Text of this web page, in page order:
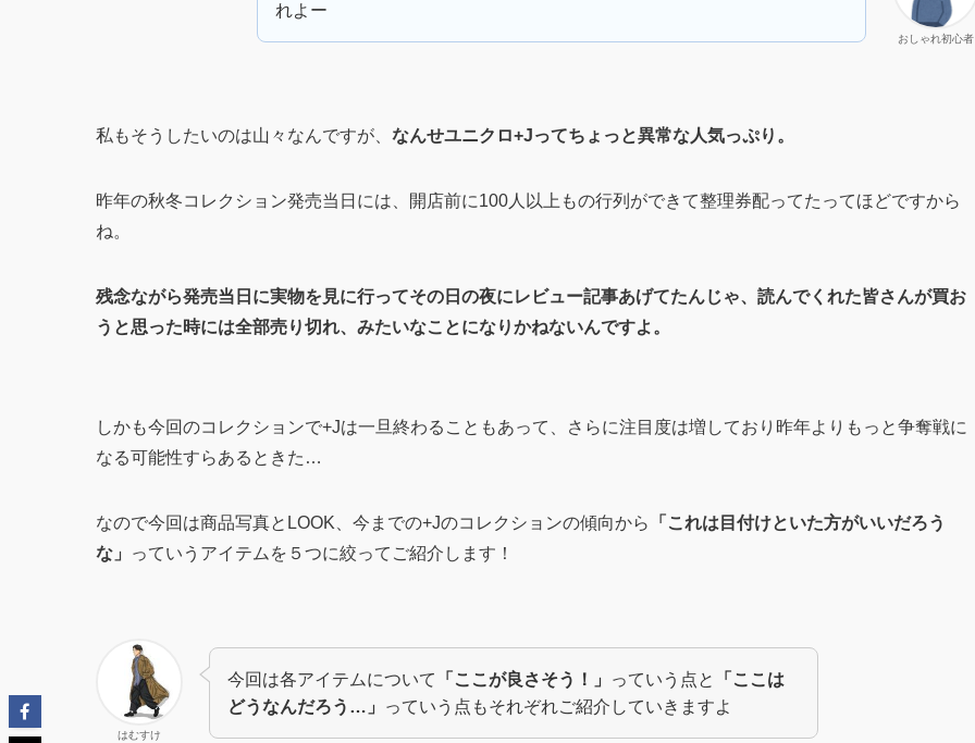
おしゃれ初心者
れよー
私もそうしたいのは山々なんですが、 なんせユニクロ+Jってちょっと異常な人気っぷり。
昨年の秋冬コレクション発売当日には、開店前に100人以上もの行列ができて整理券配ってたってほどですから
ね。
残念ながら発売当日に実物を見に行ってその日の夜にレビュー記事あげてたんじゃ、読んでくれた皆さんが買お
うと思った時には全部売り切れ、みたいなことになりかねないんですよ。
しかも今回のコレクションで+Jは一旦終わることもあって、さらに注目度は増しており昨年よりもっと争奪戦に
なる可能性すらあるときた…
なので今回は商品写真とLOOK、今までの+Jのコレクションの傾向から
「これは目付けといた方がいいだろう
な」
っていうアイテムを５つに絞ってご紹介します！
はむすけ
今回は各アイテムについて 「ここが良さそう！」 っていう点と
「ここは
どうなんだろう…」
っていう点もそれぞれご紹介していきますよ